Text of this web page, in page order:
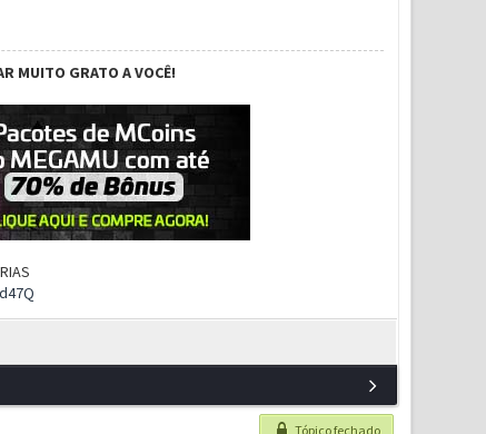
MUITO GRATO A VOCÊ!
Tópico fechado